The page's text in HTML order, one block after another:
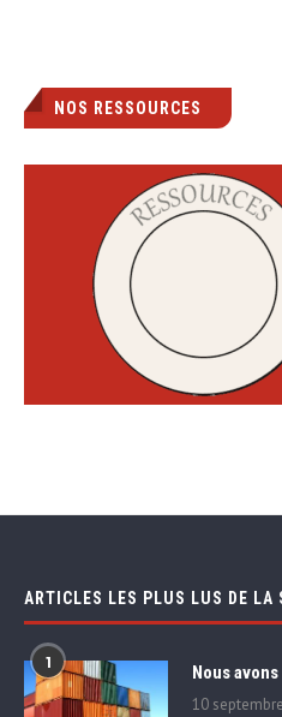
NOS RESSOURCES
ARTICLES LES PLUS LUS DE LA
1 Nous
10